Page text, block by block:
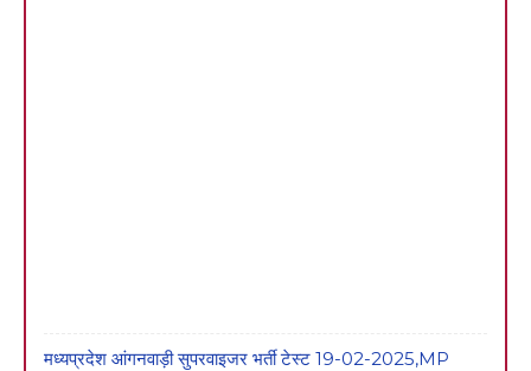
मध्यप्रदेश आंगनवाड़ी सुपरवाइजर भर्ती टेस्ट 19-02-2025,MP